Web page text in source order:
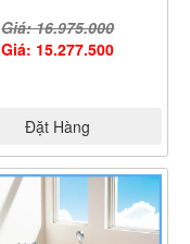
Giá: 16.975.000
Giá: 15.277.500
Đặt Hàng